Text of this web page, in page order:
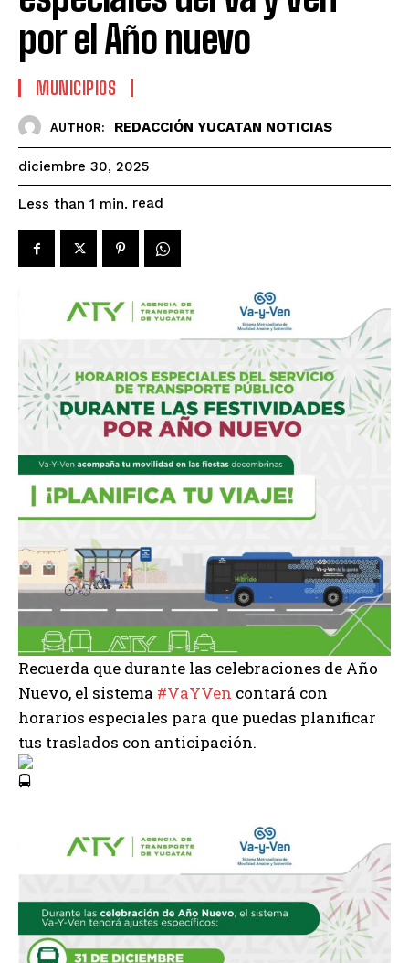
por el Año nuevo
MUNICIPIOS
AUTHOR: REDACCIÓN YUCATAN NOTICIAS
diciembre 30, 2025
Less than 1 min. read
Recuerda que durante las celebraciones de Año
Nuevo, el sistema #VaYVen contará con
horarios especiales para que puedas planificar
tus traslados con anticipación.